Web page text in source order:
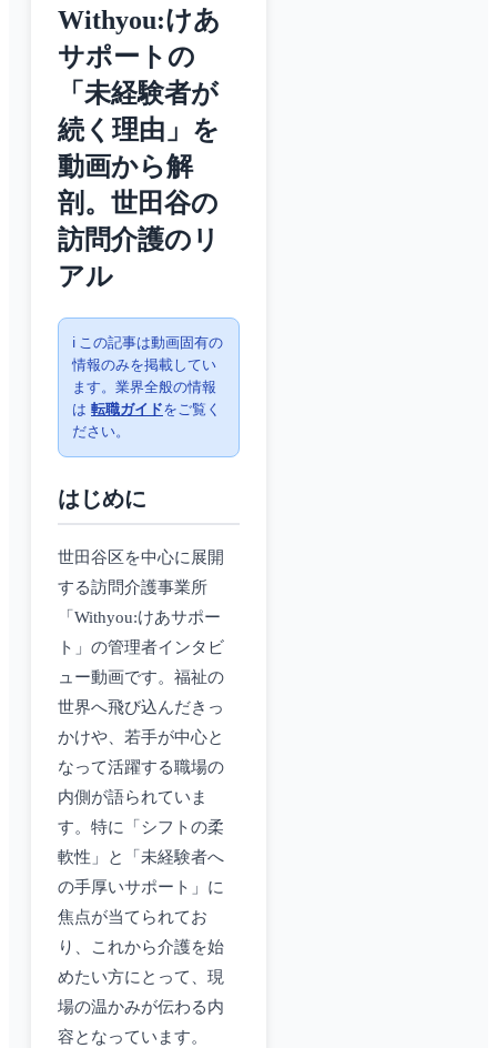
Withyou:けあ
サポートの
「未経験者が
続く理由」を
動画から解
剖。世田谷の
訪問介護のリ
アル
ℹ️ この記事は動画固有の
情報のみを掲載してい
ます。業界全般の情報
は 転職ガイドをご覧く
ださい。
はじめに
世田谷区を中心に展開
する訪問介護事業所
「Withyou:けあサポー
ト」の管理者インタビ
ュー動画です。福祉の
世界へ飛び込んだきっ
かけや、若手が中心と
なって活躍する職場の
内側が語られていま
す。特に「シフトの柔
軟性」と「未経験者へ
の手厚いサポート」に
焦点が当てられてお
り、これから介護を始
めたい方にとって、現
場の温かみが伝わる内
容となっています。